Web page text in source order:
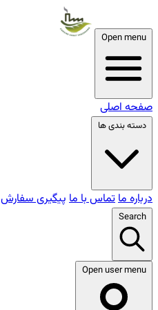
Open menu
صفحه اصلی
دسته بندی ها
درباره ماتماس با ما پیگیری سفارش
Search
Open user menu